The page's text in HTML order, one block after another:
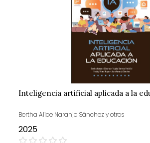
Inteligencia artificial aplicada a la
Bertha Alice Naranjo Sánchez y otros
2025